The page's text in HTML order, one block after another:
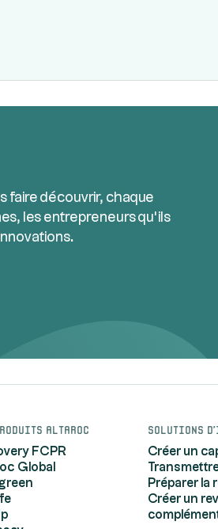
faire découvrir, chaque
les entrepreneurs qu’ils
Altaroc
FCPR
Global
Solutions
Créer un
Préparer la
Créer un